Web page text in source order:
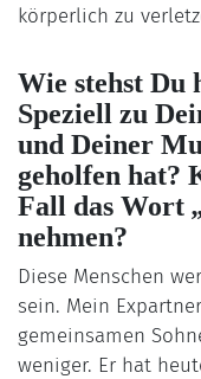
körperlich zu
Wie stehst Du
Speziell zu
und Deiner
geholfen hat?
Fall das Wort
nehmen?
Diese Menschen
sein. Mein
gemeinsamen
weniger. Er hat